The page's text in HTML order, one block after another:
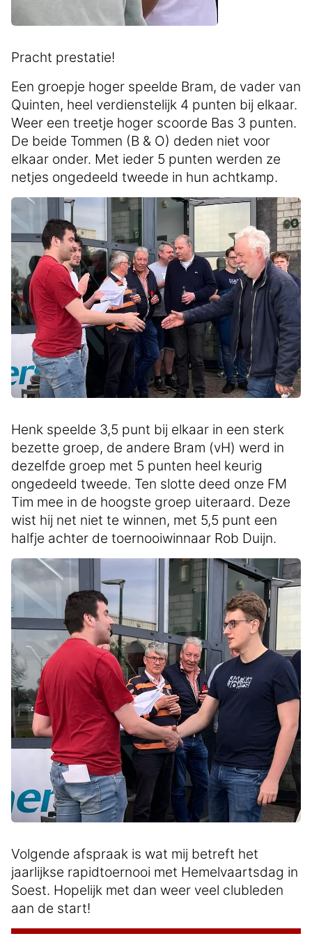
Pracht prestatie!
Een groepje hoger speelde Bram, de vader van
Quinten, heel verdienstelijk 4 punten bij elkaar.
Weer een treetje hoger scoorde Bas 3 punten.
De beide Tommen (B & O) deden niet voor
elkaar onder. Met ieder 5 punten werden ze
netjes ongedeeld tweede in hun achtkamp.
Henk speelde 3,5 punt bij elkaar in een sterk
bezette groep, de andere Bram (vH) werd in
dezelfde groep met 5 punten heel keurig
ongedeeld tweede. Ten slotte deed onze FM
Tim mee in de hoogste groep uiteraard. Deze
wist hij net niet te winnen, met 5,5 punt een
halfje achter de toernooiwinnaar Rob Duijn.
Volgende afspraak is wat mij betreft het
jaarlijkse rapidtoernooi met Hemelvaartsdag in
Soest. Hopelijk met dan weer veel clubleden
aan de start!